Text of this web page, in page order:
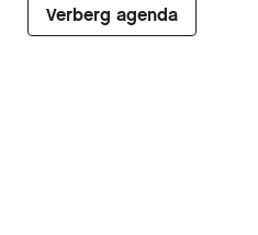
Verberg agenda